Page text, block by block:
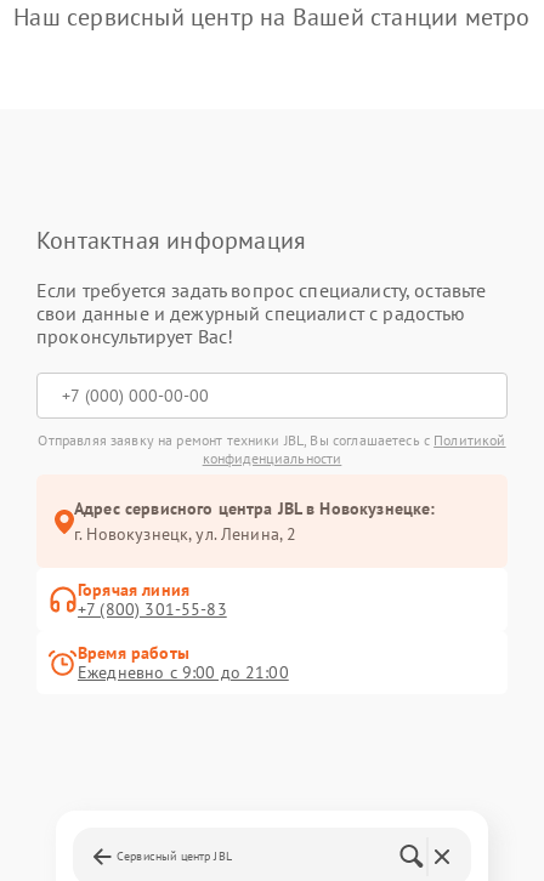
Наш сервисный центр на Вашей станции метро
Контактная информация
Если требуется задать вопрос специалисту, оставьте
свои данные и дежурный специалист с радостью
проконсультирует Вас!
Отправляя заявку на ремонт техники JBL, Вы соглашаетесь с Политикой
конфиденциальности
Адрес сервисного центра JBL в Новокузнецке:
г. Новокузнецк, ул. Ленина, 2
Горячая линия
+7 (800) 301-55-83
Время работы
Ежедневно с 9:00 до 21:00
Сервисный центр JBL